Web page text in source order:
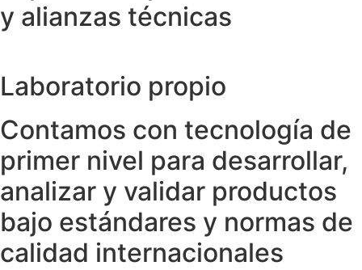
y alianzas técnicas
Laboratorio propio
Contamos con tecnología de
primer nivel para desarrollar,
analizar y validar productos
bajo estándares y normas de
calidad internacionales